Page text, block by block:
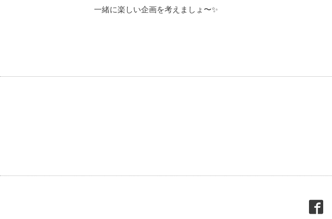
一緒に楽しい企画を考えましょ〜✨